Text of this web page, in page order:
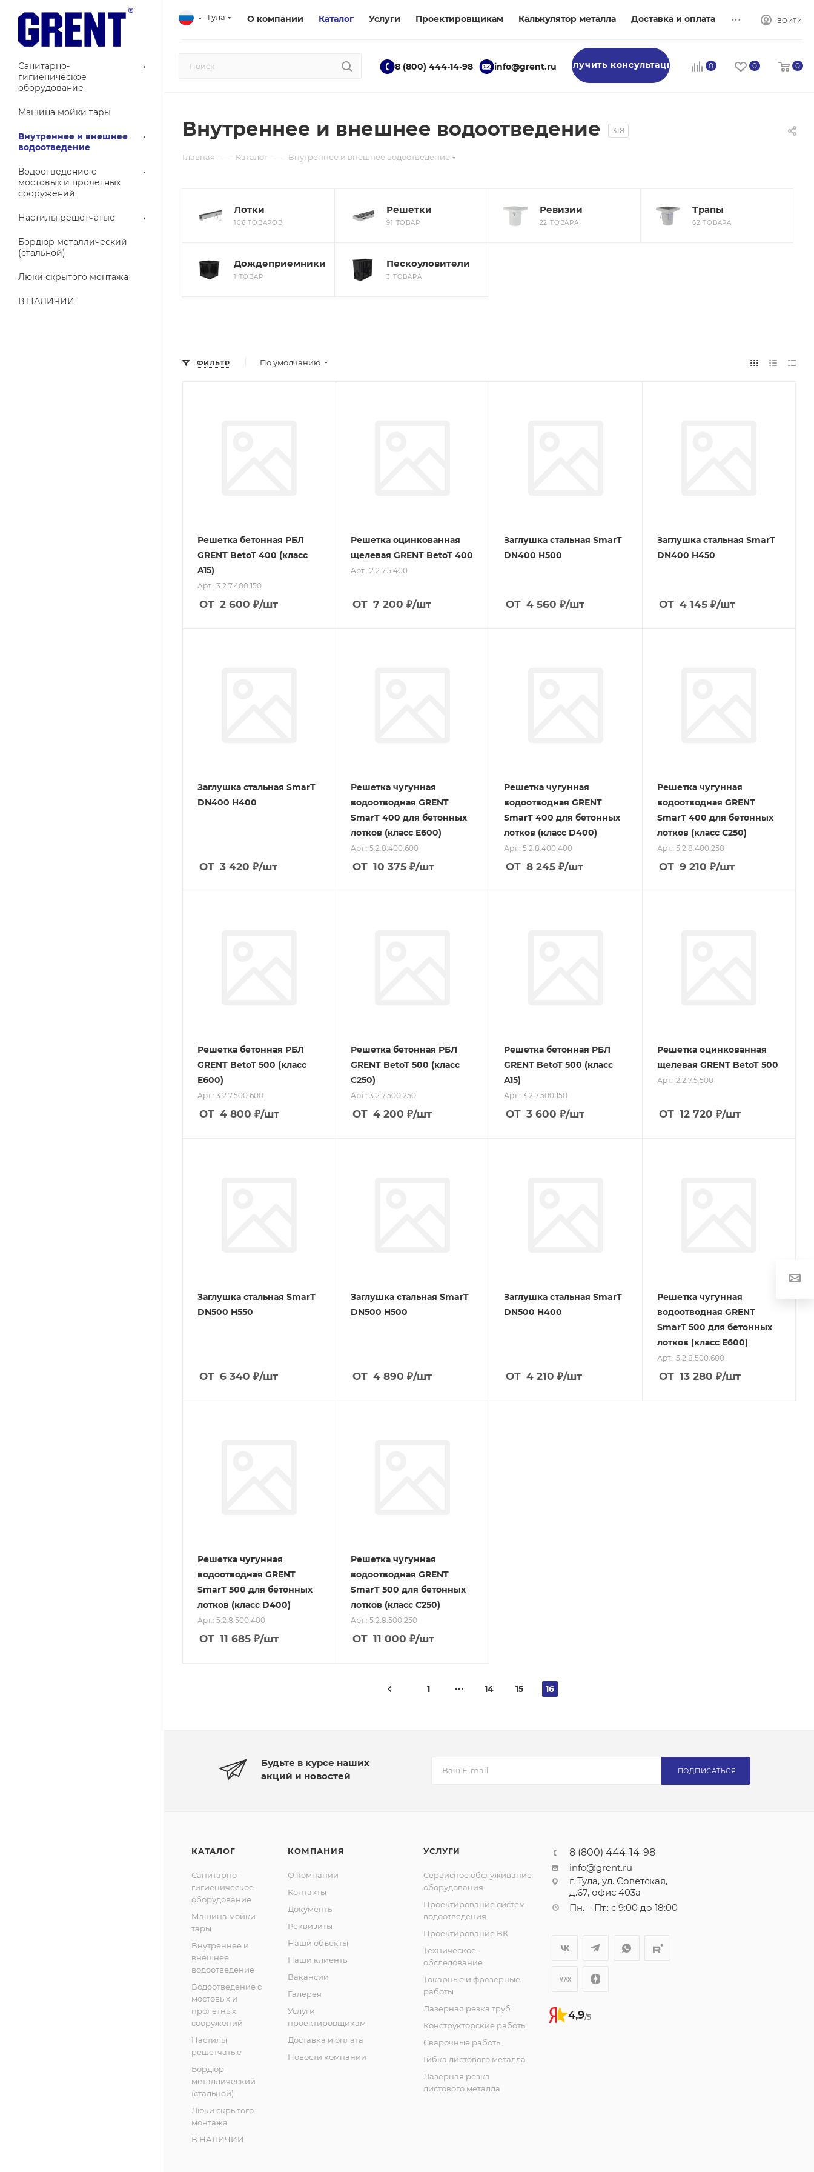
Тула О компании Каталог Услуги Проектировщикам Калькулятор металла Доставка и оплата ... ВОЙТИ
8 (800) 444-14-98 info@grent.ru Получить консультацию 0 0 0
Санитарно-
гигиеническое
оборудование
Машина мойки тары
Внутреннее и внешнее
водоотведение
Водоотведение с
мостовых и пролетных
сооружений
Настилы решетчатые
Бордюр металлический
(стальной)
Люки скрытого монтажа
В НАЛИЧИИ
Внутреннее и внешнее водоотведение 318
Главная — Каталог — Внутреннее и внешнее водоотведение
Лотки
106 ТОВАРОВ
Решетки
91 ТОВАР
Ревизии
22 ТОВАРА
Трапы
62 ТОВАРА
Дождеприемники
1 ТОВАР
Пескоуловители
3 ТОВАРА
ФИЛЬТР По умолчанию
Решетка бетонная РБЛ
GRENT BetoT 400 (класс
A15)
Арт.: 3.2.7.400.150
ОТ 2 600 ₽/шт
Решетка оцинкованная
щелевая GRENT BetoT 400
Арт.: 2.2.7.5.400
ОТ 7 200 ₽/шт
Заглушка стальная SmarT
DN400 H500
ОТ 4 560 ₽/шт
Заглушка стальная SmarT
DN400 H450
ОТ 4 145 ₽/шт
Заглушка стальная SmarT
DN400 H400
ОТ 3 420 ₽/шт
Решетка чугунная
водоотводная GRENT
SmarT 400 для бетонных
лотков (класс E600)
Арт.: 5.2.8.400.600
ОТ 10 375 ₽/шт
Решетка чугунная
водоотводная GRENT
SmarT 400 для бетонных
лотков (класс D400)
Арт.: 5.2.8.400.400
ОТ 8 245 ₽/шт
Решетка чугунная
водоотводная GRENT
SmarT 400 для бетонных
лотков (класс C250)
Арт.: 5.2.8.400.250
ОТ 9 210 ₽/шт
Решетка бетонная РБЛ
GRENT BetoT 500 (класс
E600)
Арт.: 3.2.7.500.600
ОТ 4 800 ₽/шт
Решетка бетонная РБЛ
GRENT BetoT 500 (класс
C250)
Арт.: 3.2.7.500.250
ОТ 4 200 ₽/шт
Решетка бетонная РБЛ
GRENT BetoT 500 (класс
A15)
Арт.: 3.2.7.500.150
ОТ 3 600 ₽/шт
Решетка оцинкованная
щелевая GRENT BetoT 500
Арт.: 2.2.7.5.500
ОТ 12 720 ₽/шт
Заглушка стальная SmarT
DN500 H550
ОТ 6 340 ₽/шт
Заглушка стальная SmarT
DN500 H500
ОТ 4 890 ₽/шт
Заглушка стальная SmarT
DN500 H400
ОТ 4 210 ₽/шт
Решетка чугунная
водоотводная GRENT
SmarT 500 для бетонных
лотков (класс E600)
Арт.: 5.2.8.500.600
ОТ 13 280 ₽/шт
Решетка чугунная
водоотводная GRENT
SmarT 500 для бетонных
лотков (класс D400)
Арт.: 5.2.8.500.400
ОТ 11 685 ₽/шт
Решетка чугунная
водоотводная GRENT
SmarT 500 для бетонных
лотков (класс C250)
Арт.: 5.2.8.500.250
ОТ 11 000 ₽/шт
1 14 15 16
Будьте в курсе наших
акций и новостей
ПОДПИСАТЬСЯ
КАТАЛОГ
Санитарно-
гигиеническое
оборудование
Машина мойки
тары
Внутреннее и
внешнее
водоотведение
Водоотведение с
мостовых и
пролетных
сооружений
Настилы
решетчатые
Бордюр
металлический
(стальной)
Люки скрытого
монтажа
В НАЛИЧИИ
КОМПАНИЯ
О компании
Контакты
Документы
Реквизиты
Наши объекты
Наши клиенты
Вакансии
Галерея
Услуги
проектировщикам
Доставка и оплата
Новости компании
УСЛУГИ
Сервисное обслуживание
оборудования
Проектирование систем
водоотведения
Проектирование ВК
Техническое
обследование
Токарные и фрезерные
работы
Лазерная резка труб
Конструкторские работы
Сварочные работы
Гибка листового металла
Лазерная резка
листового металла
8 (800) 444-14-98
info@grent.ru
г. Тула, ул. Советская,
д.67, офис 403а
Пн. – Пт.: с 9:00 до 18:00
4,9/5